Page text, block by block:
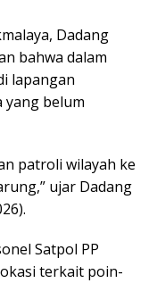
Dadang
bahwa dalam
lapangan
yang belum
patroli wilayah ke
ujar Dadang
Satpol PP
terkait poin-